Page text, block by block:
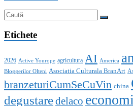
Etichete
2026 Active Yourope agricultura AI America
Bloggerilor Olteni Asociatia Culturala BranArt
branzeturiCumSeCuVin china
degustaredelaco